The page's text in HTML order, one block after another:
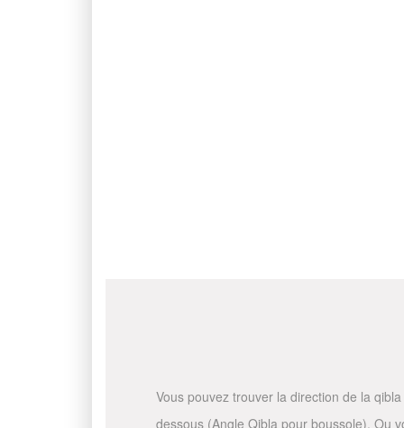
Vous pouvez trouver la direction de la
dessous (Angle Qibla pour boussole). Ou